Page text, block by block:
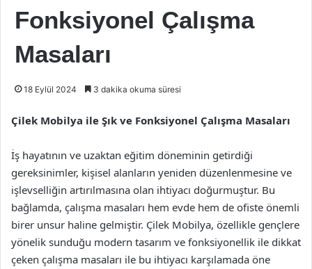
Fonksiyonel Çalışma
Masaları
18 Eylül 2024 3 dakika okuma süresi
Çilek Mobilya ile Şık ve Fonksiyonel Çalışma Masaları
İş hayatının ve uzaktan eğitim döneminin getirdiği
gereksinimler, kişisel alanların yeniden düzenlenmesine ve
işlevselliğin artırılmasına olan ihtiyacı doğurmuştur. Bu
bağlamda, çalışma masaları hem evde hem de ofiste önemli
birer unsur haline gelmiştir. Çilek Mobilya, özellikle gençlere
yönelik sunduğu modern tasarım ve fonksiyonellik ile dikkat
çeken çalışma masaları ile bu ihtiyacı karşılamada öne